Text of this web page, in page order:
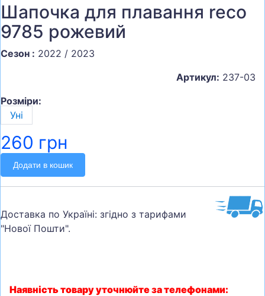
Шапочка для плавання reco
9785 рожевий
Сезон : 2022 / 2023
Артикул: 237-03
Розміри:
Уні
260 грн
Додати в кошик
Доставка по Україні: згідно з тарифами
"Нової Пошти".
Наявність товару уточнюйте за телефонами: